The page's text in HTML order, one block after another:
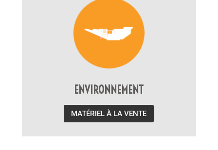
ENVIRONNEMENT
MATÉRIEL À LA VENTE